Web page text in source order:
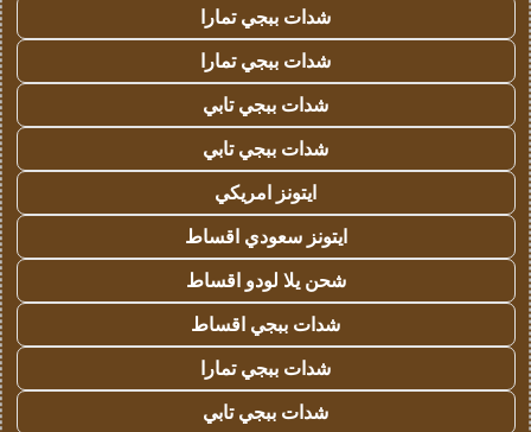
شدات ببجي تمارا
شدات ببجي تمارا
شدات ببجي تابي
شدات ببجي تابي
ايتونز امريكي
ايتونز سعودي اقساط
شحن يلا لودو اقساط
شدات ببجي اقساط
شدات ببجي تمارا
شدات ببجي تابي